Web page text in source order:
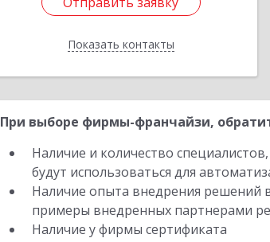
Показать контакты
Назад
При выборе фирмы-франчайзи,
Наличие и количество
будут использоваться для
Наличие опыта внедрения решений
примеры внедренных партнерами
Наличие у фирмы сертификата